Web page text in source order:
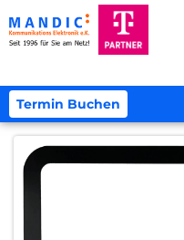
Termin Buchen